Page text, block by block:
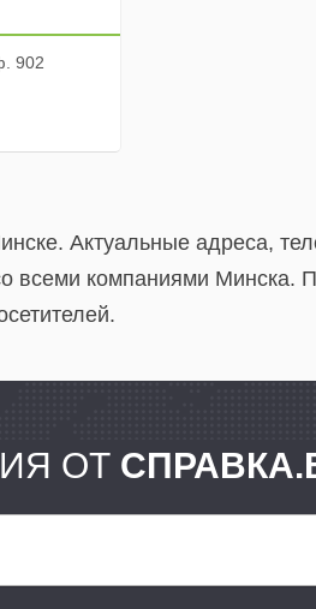
902
Актуальные адреса,
всеми компаниями Минска.
ОТ